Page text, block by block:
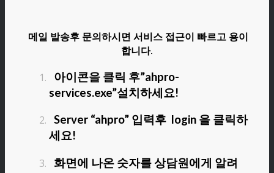
메일 발송후 문의하시면 서비스 접근이 빠르고 용이
합니다.
아이콘을 클릭 후”ahpro-
services.exe”설치하세요!
Server “ahpro” 입력후 login 을 클릭하
세요!
화면에 나온 숫자를 상담원에게 알려